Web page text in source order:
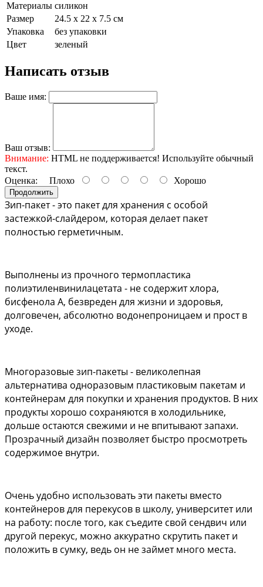
Материалы силикон
Размер
24.5 х 22 х 7.5 см
Упаковка
без упаковки
Цвет
зеленый
Написать отзыв
Ваше имя:
Ваш отзыв:
Внимание: HTML не поддерживается! Используйте обычный
текст.
Оценка: Плохо Хорошо
Продолжить
Зип-пакет - это пакет для хранения с особой
застежкой-слайдером, которая делает пакет
полностью герметичным.
Выполнены из прочного термопластика
полиэтиленвинилацетата - не содержит хлора,
бисфенола А, безвреден для жизни и здоровья,
долговечен, абсолютно водонепроницаем и прост в
уходе.
Многоразовые зип-пакеты - великолепная
альтернатива одноразовым пластиковым пакетам и
контейнерам для покупки и хранения продуктов. В них
продукты хорошо сохраняются в холодильнике,
дольше остаются свежими и не впитывают запахи.
Прозрачный дизайн позволяет быстро просмотреть
содержимое внутри.
Очень удобно использовать эти пакеты вместо
контейнеров для перекусов в школу, университет или
на работу: после того, как съедите свой сендвич или
другой перекус, можно аккуратно скрутить пакет и
положить в сумку, ведь он не займет много места.